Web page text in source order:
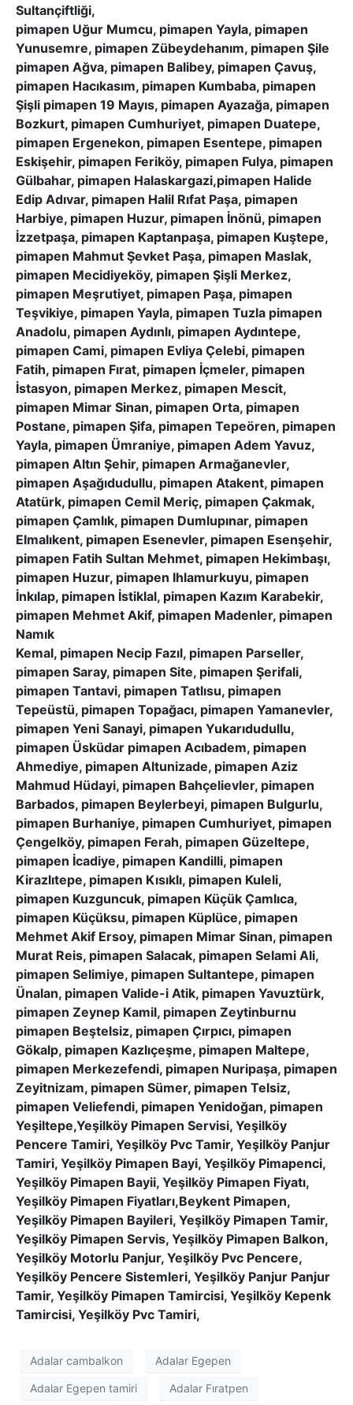
Sultançiftliği,
pimapen Uğur Mumcu, pimapen Yayla, pimapen
Yunusemre, pimapen Zübeydehanım, pimapen Şile
pimapen Ağva, pimapen Balibey, pimapen Çavuş,
pimapen Hacıkasım, pimapen Kumbaba, pimapen
Şişli pimapen 19 Mayıs, pimapen Ayazağa, pimapen
Bozkurt, pimapen Cumhuriyet, pimapen Duatepe,
pimapen Ergenekon, pimapen Esentepe, pimapen
Eskişehir, pimapen Feriköy, pimapen Fulya, pimapen
Gülbahar, pimapen Halaskargazi,pimapen Halide
Edip Adıvar, pimapen Halil Rıfat Paşa, pimapen
Harbiye, pimapen Huzur, pimapen İnönü, pimapen
İzzetpaşa, pimapen Kaptanpaşa, pimapen Kuştepe,
pimapen Mahmut Şevket Paşa, pimapen Maslak,
pimapen Mecidiyeköy, pimapen Şişli Merkez,
pimapen Meşrutiyet, pimapen Paşa, pimapen
Teşvikiye, pimapen Yayla, pimapen Tuzla pimapen
Anadolu, pimapen Aydınlı, pimapen Aydıntepe,
pimapen Cami, pimapen Evliya Çelebi, pimapen
Fatih, pimapen Fırat, pimapen İçmeler, pimapen
İstasyon, pimapen Merkez, pimapen Mescit,
pimapen Mimar Sinan, pimapen Orta, pimapen
Postane, pimapen Şifa, pimapen Tepeören, pimapen
Yayla, pimapen Ümraniye, pimapen Adem Yavuz,
pimapen Altın Şehir, pimapen Armağanevler,
pimapen Aşağıdudullu, pimapen Atakent, pimapen
Atatürk, pimapen Cemil Meriç, pimapen Çakmak,
pimapen Çamlık, pimapen Dumlupınar, pimapen
Elmalıkent, pimapen Esenevler, pimapen Esenşehir,
pimapen Fatih Sultan Mehmet, pimapen Hekimbaşı,
pimapen Huzur, pimapen Ihlamurkuyu, pimapen
İnkılap, pimapen İstiklal, pimapen Kazım Karabekir,
pimapen Mehmet Akif, pimapen Madenler, pimapen
Namık
Kemal, pimapen Necip Fazıl, pimapen Parseller,
pimapen Saray, pimapen Site, pimapen Şerifali,
pimapen Tantavi, pimapen Tatlısu, pimapen
Tepeüstü, pimapen Topağacı, pimapen Yamanevler,
pimapen Yeni Sanayi, pimapen Yukarıdudullu,
pimapen Üsküdar pimapen Acıbadem, pimapen
Ahmediye, pimapen Altunizade, pimapen Aziz
Mahmud Hüdayi, pimapen Bahçelievler, pimapen
Barbados, pimapen Beylerbeyi, pimapen Bulgurlu,
pimapen Burhaniye, pimapen Cumhuriyet, pimapen
Çengelköy, pimapen Ferah, pimapen Güzeltepe,
pimapen İcadiye, pimapen Kandilli, pimapen
Kirazlıtepe, pimapen Kısıklı, pimapen Kuleli,
pimapen Kuzguncuk, pimapen Küçük Çamlıca,
pimapen Küçüksu, pimapen Küplüce, pimapen
Mehmet Akif Ersoy, pimapen Mimar Sinan, pimapen
Murat Reis, pimapen Salacak, pimapen Selami Ali,
pimapen Selimiye, pimapen Sultantepe, pimapen
Ünalan, pimapen Valide-i Atik, pimapen Yavuztürk,
pimapen Zeynep Kamil, pimapen Zeytinburnu
pimapen Beştelsiz, pimapen Çırpıcı, pimapen
Gökalp, pimapen Kazlıçeşme, pimapen Maltepe,
pimapen Merkezefendi, pimapen Nuripaşa, pimapen
Zeyitnizam, pimapen Sümer, pimapen Telsiz,
pimapen Veliefendi, pimapen Yenidoğan, pimapen
Yeşiltepe,Yeşilköy Pimapen Servisi, Yeşilköy
Pencere Tamiri, Yeşilköy Pvc Tamir, Yeşilköy Panjur
Tamiri, Yeşilköy Pimapen Bayi, Yeşilköy Pimapenci,
Yeşilköy Pimapen Bayii, Yeşilköy Pimapen Fiyatı,
Yeşilköy Pimapen Fiyatları,Beykent Pimapen,
Yeşilköy Pimapen Bayileri, Yeşilköy Pimapen Tamir,
Yeşilköy Pimapen Servis, Yeşilköy Pimapen Balkon,
Yeşilköy Motorlu Panjur, Yeşilköy Pvc Pencere,
Yeşilköy Pencere Sistemleri, Yeşilköy Panjur Panjur
Tamir, Yeşilköy Pimapen Tamircisi, Yeşilköy Kepenk
Tamircisi, Yeşilköy Pvc Tamiri,
Adalar cambalkon Adalar Egepen
Adalar Egepen tamiri Adalar Fıratpen